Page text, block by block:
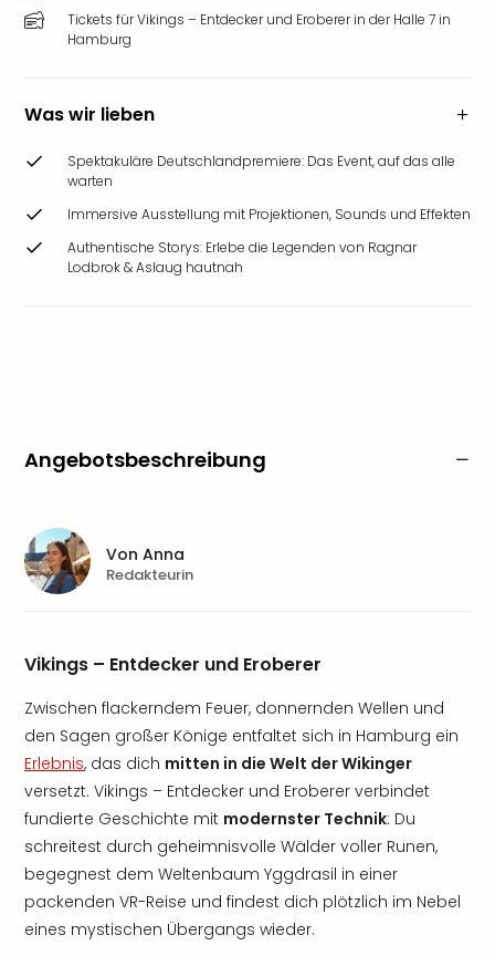
Tickets für Vikings – Entdecker und Eroberer in der Halle 7 in
Hamburg
Was wir lieben
Spektakuläre Deutschlandpremiere: Das Event, auf das alle
warten
Immersive Ausstellung mit Projektionen, Sounds und Effekten
Authentische Storys: Erlebe die Legenden von Ragnar
Lodbrok & Aslaug hautnah
Angebotsbeschreibung
Vikings – Entdecker und Eroberer
Zwischen flackerndem Feuer, donnernden Wellen und
den Sagen großer Könige entfaltet sich in Hamburg ein
Erlebnis, das dich mitten in die Welt der Wikinger
versetzt. Vikings – Entdecker und Eroberer verbindet
fundierte Geschichte mit modernster Technik: Du
schreitest durch geheimnisvolle Wälder voller Runen,
begegnest dem Weltenbaum Yggdrasil in einer
packenden VR-Reise und findest dich plötzlich im Nebel
eines mystischen Übergangs wieder.
Von Anna
Redakteurin